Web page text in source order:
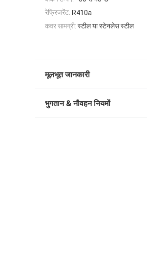
रेफ्रिजरेंट: R410a
कवर सामग्री: स्टील या स्टेनलेस स्टील
मूलभूत जानकारी
भुगतान & नौवहन नियमों